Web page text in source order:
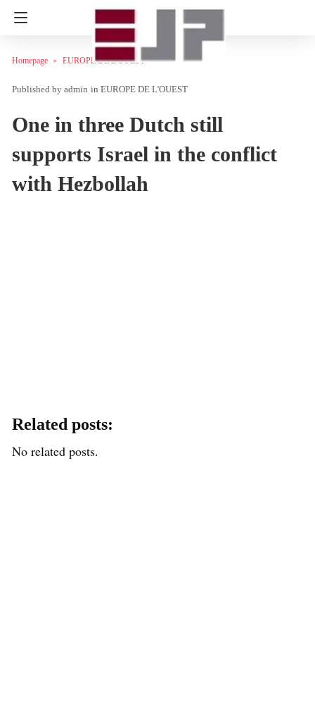
Homepage EUROPE DE L'OUEST
admin in EUROPE DE L'OUEST
One in three Dutch still
supports Israel in the conflict
with Hezbollah
Related posts:
No related posts.